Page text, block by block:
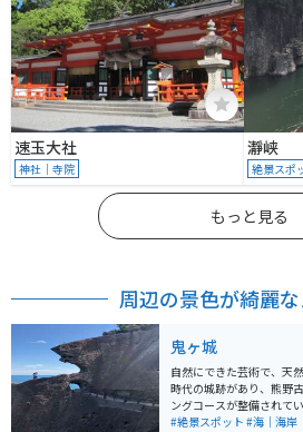
速玉大社
神社｜寺院
瀞峡
絶景スポ
もっと見る
周辺の景色が綺麗
鬼ヶ城
自然にできた芸術で、天
時代の城跡があり、熊野
ングコースが整備されて
展望台からは、熊野灘が一望できま
#絶景スポット #海｜海岸